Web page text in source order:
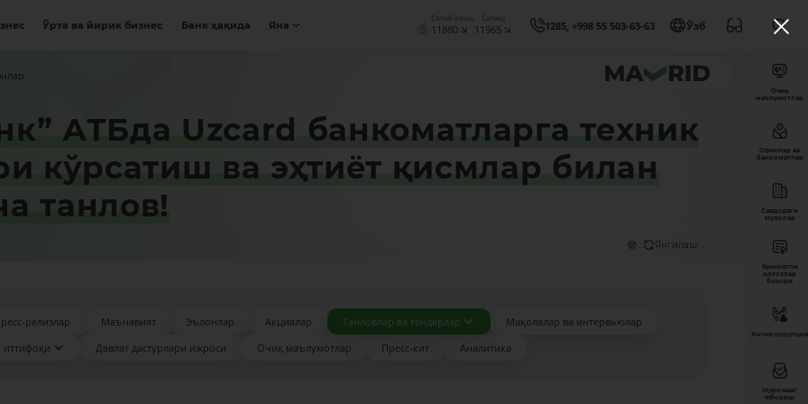
Ўрта ва йирик бизнес Банк ҳақида Яна
Сотиб олиш
11880
Сотиш
11965 1285, +998 55 503-63-63 Ўзб
АТБда Uzcard банкоматларга техник
кўрсатиш ва эҳтиёт қисмлар билан
танлов!
Янгилаш: ...
релизлар Маънавият Эълонлар Акциялар Танловлар ва тендерлар
Мақолалар ва интервьюлар
Давлат дастурлари ижроси Очиқ маълумотлар Пресс-кит Аналитика
Очиқ
маълумотлар
Офислар ва
банкоматлар
Савдодаги
мулклар
Қимматли
қоғозлар
бозори
Антикоррупция
Мурожаат
юбориш